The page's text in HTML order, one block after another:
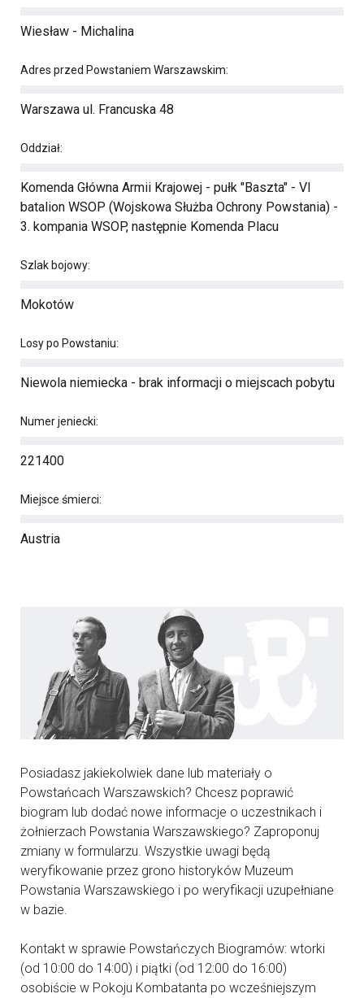
Wiesław - Michalina
Adres przed Powstaniem Warszawskim:
Warszawa ul. Francuska 48
Oddział:
Komenda Główna Armii Krajowej - pułk "Baszta" - VI
batalion WSOP (Wojskowa Służba Ochrony Powstania) -
3. kompania WSOP, następnie Komenda Placu
Szlak bojowy:
Mokotów
Losy po Powstaniu:
Niewola niemiecka - brak informacji o miejscach pobytu
Numer jeniecki:
221400
Miejsce śmierci:
Austria
Posiadasz jakiekolwiek dane lub materiały o
Powstańcach Warszawskich? Chcesz poprawić
biogram lub dodać nowe informacje o uczestnikach i
żołnierzach Powstania Warszawskiego? Zaproponuj
zmiany w formularzu. Wszystkie uwagi będą
weryfikowanie przez grono historyków Muzeum
Powstania Warszawskiego i po weryfikacji uzupełniane
w bazie.
Kontakt w sprawie Powstańczych Biogramów: wtorki
(od 10:00 do 14:00) i piątki (od 12:00 do 16:00)
osobiście w Pokoju Kombatanta po wcześniejszym